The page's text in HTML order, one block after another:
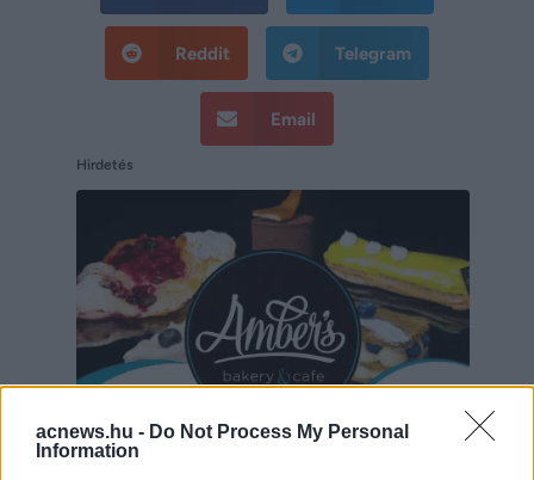
acnews.hu - Do Not Process My Personal
Information
Reddit Telegram
Email
Hirdetés